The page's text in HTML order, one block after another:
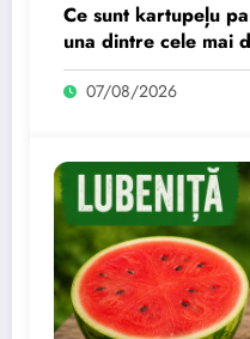
Ce sunt kartupeļu
una dintre cele mai
din lume? Se
ingrediente pentru
07/08/2026